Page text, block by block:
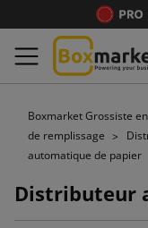
Boxmarket Grossiste
de remplissage
automatique de papier
Distributeur